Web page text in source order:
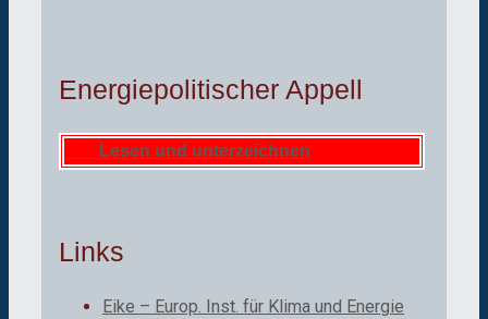
Energiepolitischer Appell
Lesen und unterzeichnen
Links
Eike – Europ. Inst. für Klima und Energie